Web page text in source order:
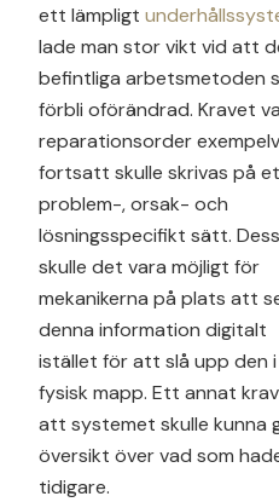
ett lämpligt
lade man stor vikt vid att
befintliga arbetsmetoden
förbli oförändrad. Kravet
reparationsorder
fortsatt skulle skrivas på
problem-, orsak- och
lösningsspecifikt sätt.
skulle det vara möjligt för
mekanikerna på plats att
denna information digitalt
istället för att slå upp den i
fysisk mapp. Ett annat
att systemet skulle kunna
översikt över vad som
tidigare.